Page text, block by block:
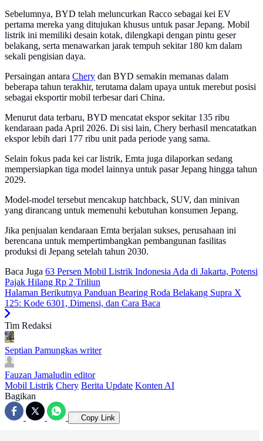
Sebelumnya, BYD telah meluncurkan Racco sebagai kei EV
pertama mereka yang ditujukan khusus untuk pasar Jepang. Mobil
listrik ini memiliki desain kotak, dilengkapi dengan pintu geser
belakang, serta menawarkan jarak tempuh sekitar 180 km dalam
sekali pengisian daya.
Persaingan antara Chery dan BYD semakin memanas dalam
beberapa tahun terakhir, terutama dalam upaya untuk merebut posisi
sebagai eksportir mobil terbesar dari China.
Menurut data terbaru, BYD mencatat ekspor sekitar 135 ribu
kendaraan pada April 2026. Di sisi lain, Chery berhasil mencatatkan
ekspor lebih dari 177 ribu unit pada periode yang sama.
Selain fokus pada kei car listrik, Emta juga dilaporkan sedang
mempersiapkan tiga model lainnya untuk pasar Jepang hingga tahun
2029.
Model-model tersebut mencakup hatchback, SUV, dan minivan
yang dirancang untuk memenuhi kebutuhan konsumen Jepang.
Jika penjualan kendaraan Emta berjalan sukses, perusahaan ini
berencana untuk mempertimbangkan pembangunan fasilitas
produksi di Jepang setelah tahun 2030.
Baca Juga 63 Persen Mobil Listrik Indonesia Ada di Jakarta, Potensi
Pajak Hilang Rp 2 Triliun
Halaman Berikutnya Panduan Bearing Roda Belakang Supra X
125: Kode 6301, Dimensi, dan Cara Baca
Tim Redaksi
Septian Pamungkas writer
Fauzan Jamaludin editor
Mobil Listrik Chery Berita Update Konten AI
Bagikan
Copy Link